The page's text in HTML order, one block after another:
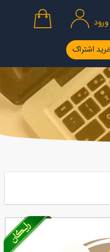
اشتراک